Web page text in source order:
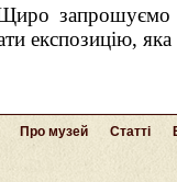
запрошуємо
експозицію,
Про музей Статті